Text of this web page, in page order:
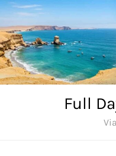
Saltar
al
contenido
Full